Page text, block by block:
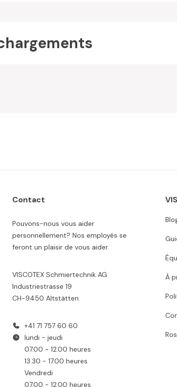
Contact
Pouvons-nous vous aider
personnellement? Nos employés se
feront un plaisir de vous aider.
VISCOTEX Schmiertechnik AG
Industriestrasse 19
CH-9450 Altstätten
+41 71 757 60 60
lundi - jeudi
07.00 - 12.00 heures
13.30 - 17.00 heures
Vendredi
07.00 - 12.00 heures
À